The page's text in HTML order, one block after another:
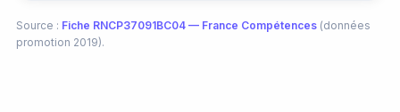
Source : Fiche RNCP37091BC04 — France Compétences (données
promotion 2019).